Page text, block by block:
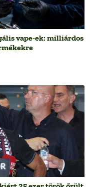
vape-ek: milliárdos